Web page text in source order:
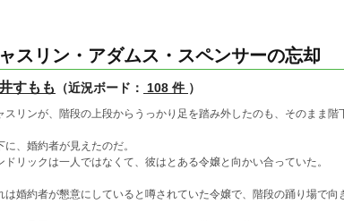
スリン・アダムス・スペンサーの忘却
すもも （近況ボード： 108 件 ）
スリンが、階段の上段からうっかり足を踏み外したのも、そのまま階
に、婚約者が見えたのだ。
ドリックは一人ではなくて、彼はとある令嬢と向かい合っていた。
は婚約者が懇意にしていると噂されていた令嬢で、階段の踊り場で向